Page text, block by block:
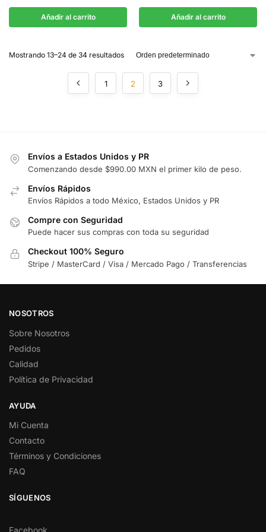
Añadir al carrito Añadir al carrito
Mostrando 13–24 de 34 resultados
1 2 3
Envíos a Estados Unidos y PR
Comenzando desde $990.00 MXN el primer kilo de peso.
Envíos Rápidos
Envíos Rápidos a todo México, Estados Unidos y PR
Compre con Seguridad
Puede hacer sus compras con toda su seguridad
Checkout 100% Seguro
Stripe / MasterCard / Visa / Mercado Pago / Transferencias
NOSOTROS
Sobre Nosotros
Pedidos
Calidad
Política de Privacidad
AYUDA
Mi Cuenta
Contacto
Términos y Condiciones
FAQ
SÍGUENOS
Facebook